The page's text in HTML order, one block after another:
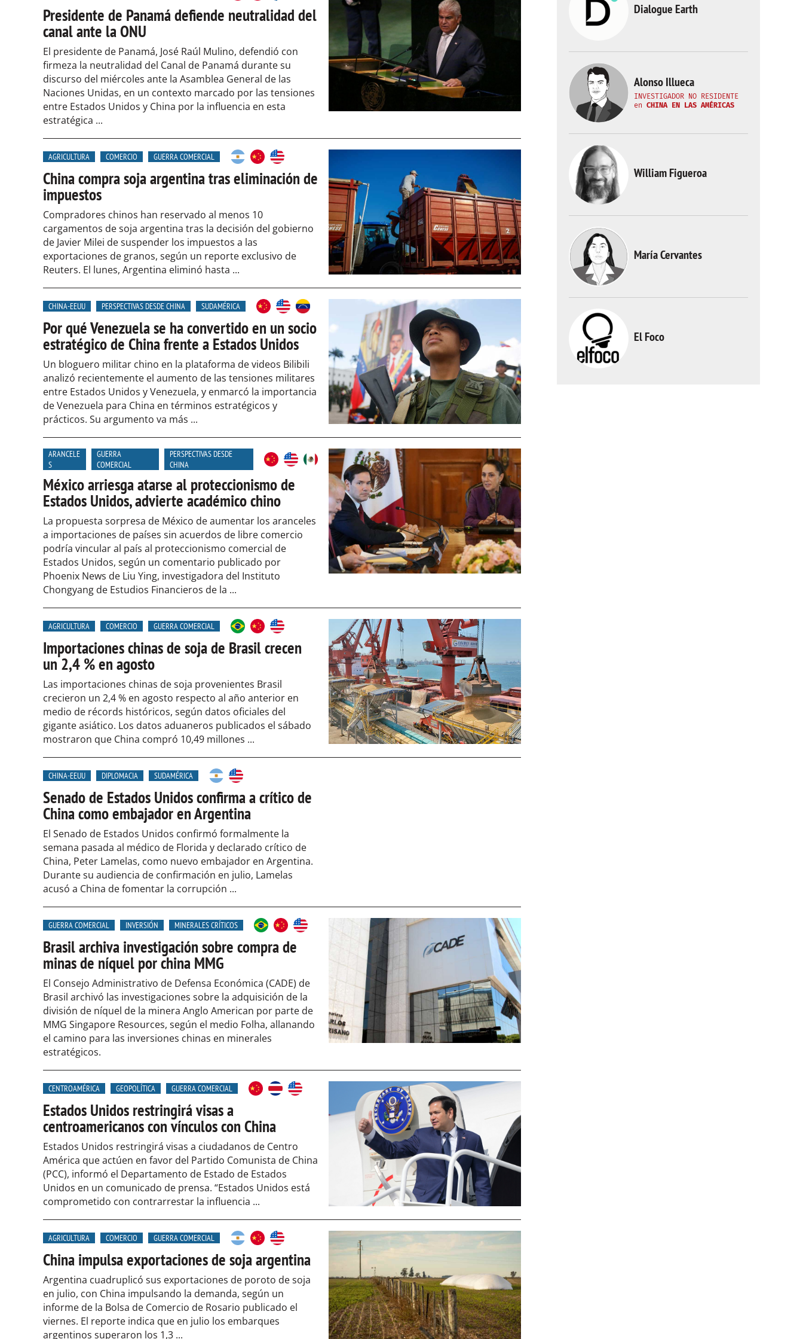
Presidente de Panamá defiende neutralidad del
canal ante la ONU
El presidente de Panamá, José Raúl Mulino, defendió con
firmeza la neutralidad del Canal de Panamá durante su
discurso del miércoles ante la Asamblea General de las
Naciones Unidas, en un contexto marcado por las tensiones
entre Estados Unidos y China por la influencia en esta
estratégica ...
AGRICULTURA COMERCIO GUERRA COMERCIAL
China compra soja argentina tras eliminación de
impuestos
Compradores chinos han reservado al menos 10
cargamentos de soja argentina tras la decisión del gobierno
de Javier Milei de suspender los impuestos a las
exportaciones de granos, según un reporte exclusivo de
Reuters. El lunes, Argentina eliminó hasta ...
CHINA-EEUU PERSPECTIVAS DESDE CHINA SUDAMÉRICA
Por qué Venezuela se ha convertido en un socio
estratégico de China frente a Estados Unidos
Un bloguero militar chino en la plataforma de videos Bilibili
analizó recientemente el aumento de las tensiones militares
entre Estados Unidos y Venezuela, y enmarcó la importancia
de Venezuela para China en términos estratégicos y
prácticos. Su argumento va más ...
ARANCELE
S
GUERRA
COMERCIAL
PERSPECTIVAS DESDE
CHINA
México arriesga atarse al proteccionismo de
Estados Unidos, advierte académico chino
La propuesta sorpresa de México de aumentar los aranceles
a importaciones de países sin acuerdos de libre comercio
podría vincular al país al proteccionismo comercial de
Estados Unidos, según un comentario publicado por
Phoenix News de Liu Ying, investigadora del Instituto
Chongyang de Estudios Financieros de la ...
AGRICULTURA COMERCIO GUERRA COMERCIAL
Importaciones chinas de soja de Brasil crecen
un 2,4 % en agosto
Las importaciones chinas de soja provenientes Brasil
crecieron un 2,4 % en agosto respecto al año anterior en
medio de récords históricos, según datos oficiales del
gigante asiático. Los datos aduaneros publicados el sábado
mostraron que China compró 10,49 millones ...
CHINA-EEUU DIPLOMACIA SUDAMÉRICA
Senado de Estados Unidos confirma a crítico de
China como embajador en Argentina
El Senado de Estados Unidos confirmó formalmente la
semana pasada al médico de Florida y declarado crítico de
China, Peter Lamelas, como nuevo embajador en Argentina.
Durante su audiencia de confirmación en julio, Lamelas
acusó a China de fomentar la corrupción ...
GUERRA COMERCIAL INVERSIÓN MINERALES CRÍTICOS
Brasil archiva investigación sobre compra de
minas de níquel por china MMG
El Consejo Administrativo de Defensa Económica (CADE) de
Brasil archivó las investigaciones sobre la adquisición de la
división de níquel de la minera Anglo American por parte de
MMG Singapore Resources, según el medio Folha, allanando
el camino para las inversiones chinas en minerales
estratégicos.
CENTROAMÉRICA GEOPOLÍTICA GUERRA COMERCIAL
Estados Unidos restringirá visas a
centroamericanos con vínculos con China
Estados Unidos restringirá visas a ciudadanos de Centro
América que actúen en favor del Partido Comunista de China
(PCC), informó el Departamento de Estado de Estados
Unidos en un comunicado de prensa. “Estados Unidos está
comprometido con contrarrestar la influencia ...
AGRICULTURA COMERCIO GUERRA COMERCIAL
China impulsa exportaciones de soja argentina
Argentina cuadruplicó sus exportaciones de poroto de soja
en julio, con China impulsando la demanda, según un
informe de la Bolsa de Comercio de Rosario publicado el
viernes. El reporte indica que en julio los embarques
argentinos superaron los 1,3 ...
Dialogue Earth
Alonso Illueca
INVESTIGADOR NO RESIDENTE
en CHINA EN LAS AMÉRICAS
William Figueroa
María Cervantes
El Foco